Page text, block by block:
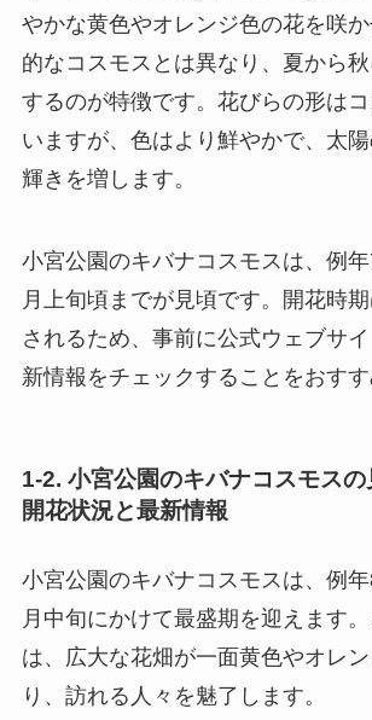
やかな黄色やオレンジ色の花を咲
的なコスモスとは異なり、夏から
するのが特徴です。花びらの形は
いますが、色はより鮮やかで、太
輝きを増します。
小宮公園のキバナコスモスは、例
月上旬頃までが見頃です。開花時
されるため、事前に公式ウェブサ
新情報をチェックすることをおすす
1-2. 小宮公園のキバナコスモス
開花状況と最新情報
小宮公園のキバナコスモスは、例
月中旬にかけて最盛期を迎えます
は、広大な花畑が一面黄色やオレ
り、訪れる人々を魅了します。